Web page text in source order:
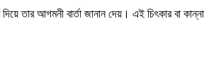
তার আগমনী বার্তা জানান দেয়। এই চিৎকার বা